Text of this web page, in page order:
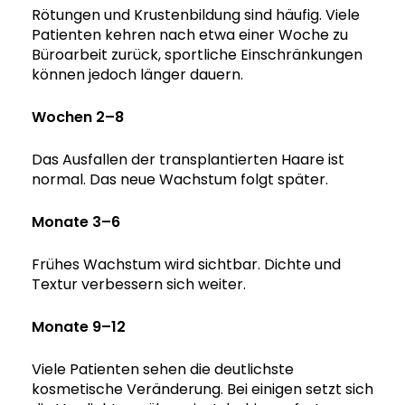
Rötungen und Krustenbildung sind häufig. Viele
Patienten kehren nach etwa einer Woche zu
Büroarbeit zurück, sportliche Einschränkungen
können jedoch länger dauern.
Wochen 2–8
Das Ausfallen der transplantierten Haare ist
normal. Das neue Wachstum folgt später.
Monate 3–6
Frühes Wachstum wird sichtbar. Dichte und
Textur verbessern sich weiter.
Monate 9–12
Viele Patienten sehen die deutlichste
kosmetische Veränderung. Bei einigen setzt sich